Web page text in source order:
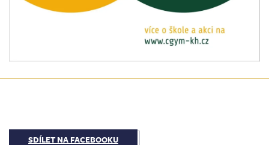
SDÍLET NA FACEBOOKU